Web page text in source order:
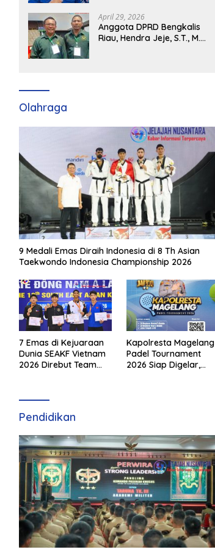
Cik Ujang Pimpin DPD
Partai Demokrat SumSel
April 29, 2026
Anggota DPRD Bengkalis
Riau, Hendra Jeje, S.T., M.M
Olahraga
9 Medali Emas Diraih Indonesia di 8 Th Asian
Taekwondo Indonesia Championship 2026
7 Emas di Kejuaraan
Dunia SEAKF Vietnam
2026 Direbut Team
Kapolresta Magelang
Padel Tournament
2026 Siap Digelar,
Pendidikan